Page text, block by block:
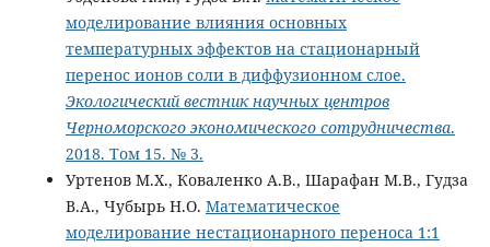
моделирование влияния основных
температурных эффектов на стационарный
перенос ионов соли в диффузионном слое.
Экологический вестник научных центров
Черноморского экономического сотрудничества.
2018. Том 15. № 3.
Уртенов М.Х., Коваленко А.В., Шарафан М.В., Гудза
В.А., Чубырь Н.О. Математическое
моделирование нестационарного переноса 1:1